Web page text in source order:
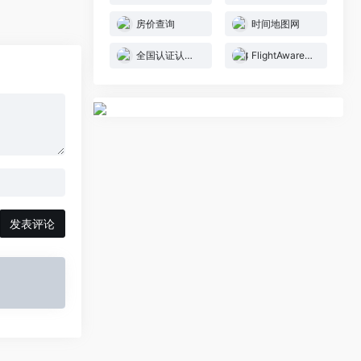
发表评论
房价查询 时间地图网
全国认证认可信息公共服务平台 FlightAware全球实时航班查询